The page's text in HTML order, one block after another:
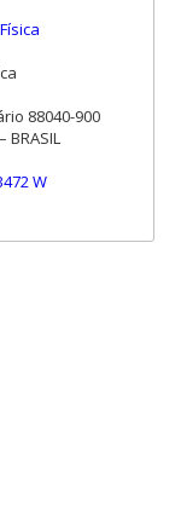
88040-900
BRASIL
W